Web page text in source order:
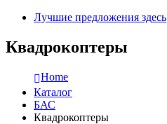
Лучшие предложения здесь
Квадрокоптеры
Home
Каталог
БАС
Квадрокоптеры